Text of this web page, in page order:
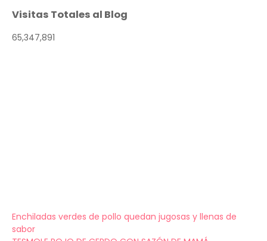
Visitas Totales al Blog
65,347,891
Enchiladas verdes de pollo quedan jugosas y llenas de
sabor